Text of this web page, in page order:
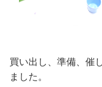
買い出し、準備、催
ました。